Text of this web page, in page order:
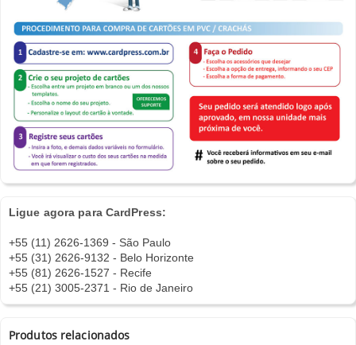
Ligue agora para CardPress:
+55 (11) 2626-1369 - São Paulo
+55 (31) 2626-9132 - Belo Horizonte
+55 (81) 2626-1527 - Recife
+55 (21) 3005-2371 - Rio de Janeiro
Produtos relacionados